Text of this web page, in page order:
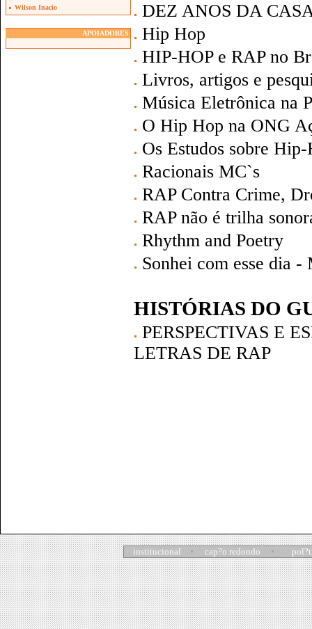
Wilson Inacio
APOIADORES
DEZ ANOS DA
Hip Hop
HIP-HOP e RAP no
Livros, artigos e
Música Eletrônica na
O Hip Hop na ONG
Os Estudos sobre
Racionais MC`s
RAP Contra Crime,
RAP não é trilha
Rhythm and Poetry
Sonhei com esse dia
HISTÓRIAS DO
PERSPECTIVAS E
LETRAS DE RAP
institucional cap?o redondo